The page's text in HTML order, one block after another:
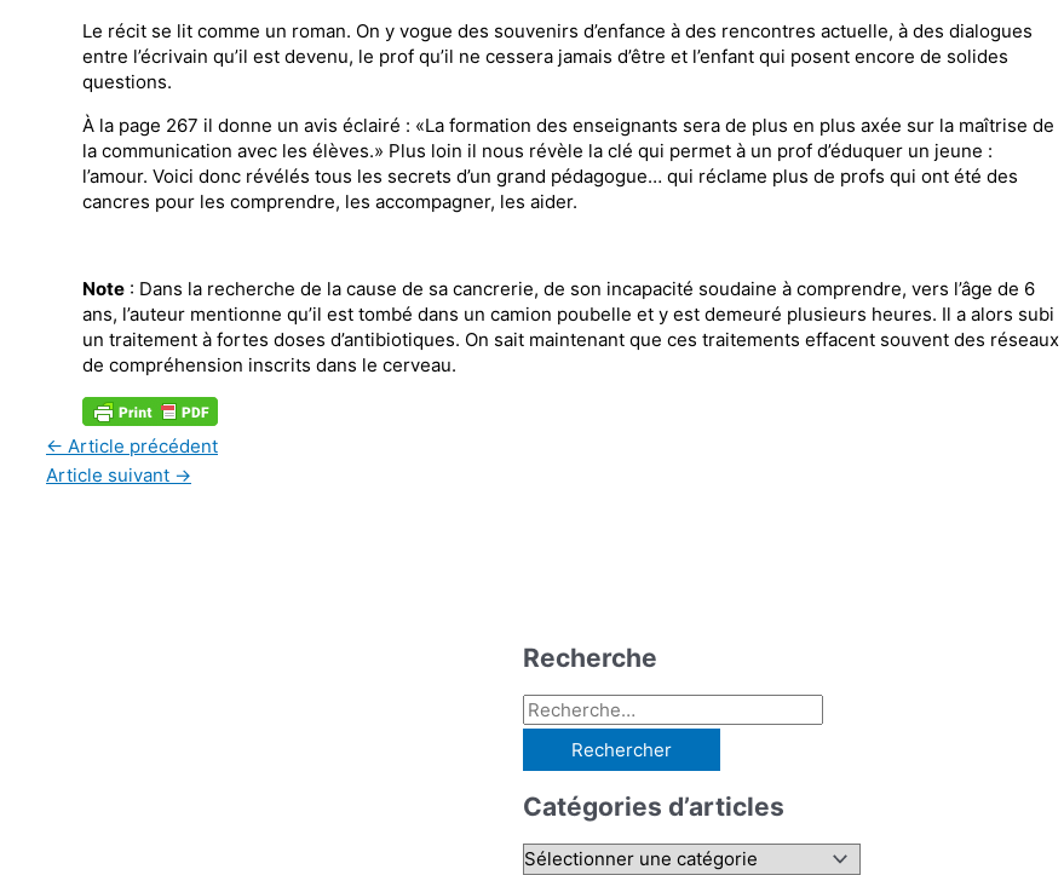
Le récit se lit comme un roman. On y vogue des souvenirs d’enfance à des rencontres actuelle, à des dialogues
entre l’écrivain qu’il est devenu, le prof qu’il ne cessera jamais d’être et l’enfant qui posent encore de solides
questions.
À la page 267 il donne un avis éclairé : «La formation des enseignants sera de plus en plus axée sur la maîtrise de
la communication avec les élèves.» Plus loin il nous révèle la clé qui permet à un prof d’éduquer un jeune :
l’amour. Voici donc révélés tous les secrets d’un grand pédagogue… qui réclame plus de profs qui ont été des
cancres pour les comprendre, les accompagner, les aider.
Note : Dans la recherche de la cause de sa cancrerie, de son incapacité soudaine à comprendre, vers l’âge de 6
ans, l’auteur mentionne qu’il est tombé dans un camion poubelle et y est demeuré plusieurs heures. Il a alors subi
un traitement à fortes doses d’antibiotiques. On sait maintenant que ces traitements effacent souvent des réseaux
de compréhension inscrits dans le cerveau.
← Article précédent
Article suivant →
Recherche
R
h
e
Catégories d’articles
C